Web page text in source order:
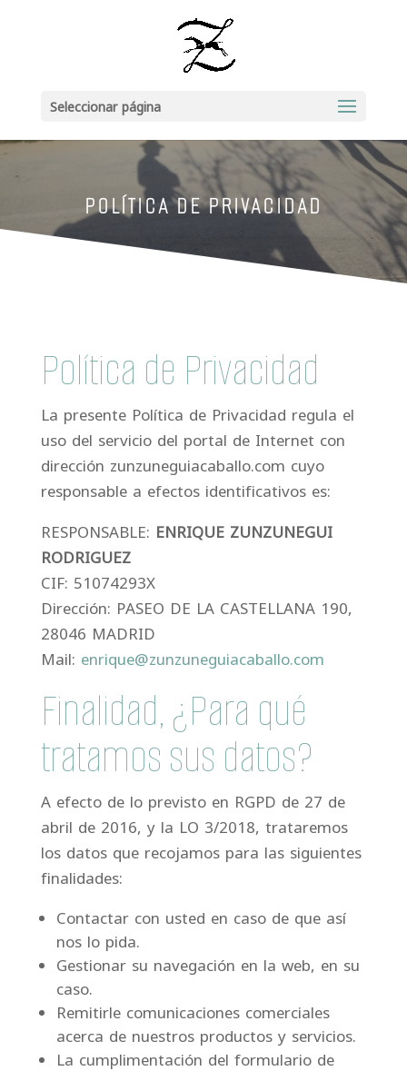
Seleccionar página
POLÍTICA DE PRIVACIDAD
Política de Privacidad
La presente Política de Privacidad regula el
uso del servicio del portal de Internet con
dirección zunzuneguiacaballo.com cuyo
responsable a efectos identificativos es:
RESPONSABLE: ENRIQUE ZUNZUNEGUI
RODRIGUEZ
CIF: 51074293X
Dirección: PASEO DE LA CASTELLANA 190,
28046 MADRID
Mail: enrique@zunzuneguiacaballo.com
Finalidad, ¿Para qué
tratamos sus datos?
A efecto de lo previsto en RGPD de 27 de
abril de 2016, y la LO 3/2018, trataremos
los datos que recojamos para las siguientes
finalidades:
Contactar con usted en caso de que así
nos lo pida.
Gestionar su navegación en la web, en su
caso.
Remitirle comunicaciones comerciales
acerca de nuestros productos y servicios.
La cumplimentación del formulario de